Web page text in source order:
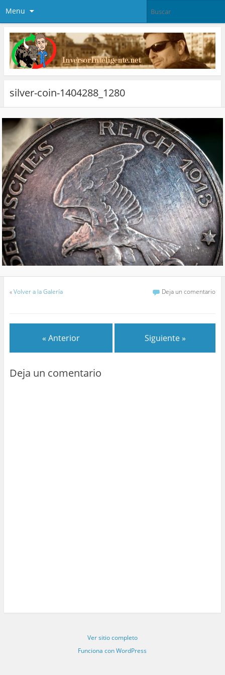
Menu
silver-coin-1404288_1280
«Volver a la Galería Deja un comentario
« Anterior Siguiente »
Deja un comentario
Ver sitio completo
Funciona con WordPress